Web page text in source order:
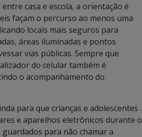
casa e escola, a orientação é
façam o percurso ao menos uma
locais mais seguros para
áreas iluminadas e pontos
vias públicas. Sempre que
do celular também é
o acompanhamento do
para que crianças e adolescentes
e aparelhos eletrônicos durante o
para não chamar a